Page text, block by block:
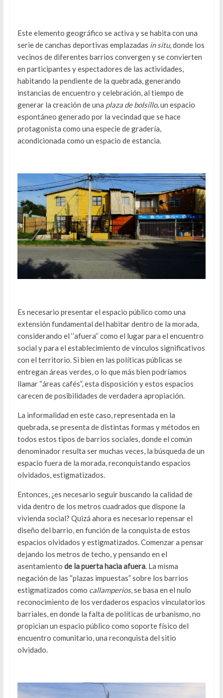
Este elemento geográfico se activa y se habita con una
serie de canchas deportivas emplazadas in situ, donde los
vecinos de diferentes barrios convergen y se convierten
en participantes y espectadores de las actividades,
habitando la pendiente de la quebrada, generando
instancias de encuentro y celebración, al tiempo de
generar la creación de una plaza de bolsillo,un espacio
espontáneo generado por la vecindad que se hace
protagonista como una especie de gradería,
acondicionada como un espacio de estancia.
Es necesario presentar el espacio público como una
extensión fundamental del habitar dentro de la morada,
considerando el ‘’afuera’’ como el lugar para el encuentro
social y para el establecimiento de vínculos significativos
con el territorio. Si bien en las políticas públicas se
entregan áreas verdes, o lo que más bien podríamos
llamar “áreas cafés”, esta disposición y estos espacios
carecen de posibilidades de verdadera apropiación.
La informalidad en este caso, representada en la
quebrada, se presenta de distintas formas y métodos en
todos estos tipos de barrios sociales, donde el común
denominador resulta ser muchas veces, la búsqueda de un
espacio fuera de la morada, reconquistando espacios
olvidados, estigmatizados.
Entonces, ¿es necesario seguir buscando la calidad de
vida dentro de los metros cuadrados que dispone la
vivienda social? Quizá ahora es necesario repensar el
diseño del barrio, en función de la conquista de estos
espacios olvidados y estigmatizados. Comenzar a pensar
dejando los metros de techo, y pensando en el
asentamiento de la puerta hacia afuera. La misma
negación de las “plazas impuestas” sobre los barrios
estigmatizados como callamperios, se basa en el nulo
reconocimiento de los verdaderos espacios vinculatorios
barriales, en donde la falta de políticas de urbanismo, no
propician un espacio público como soporte físico del
encuentro comunitario, una reconquista del sitio
olvidado.